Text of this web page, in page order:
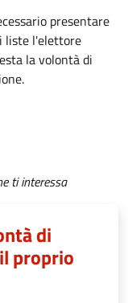
presentare
liste l'elettore
la volontà di
ti interessa
di
proprio